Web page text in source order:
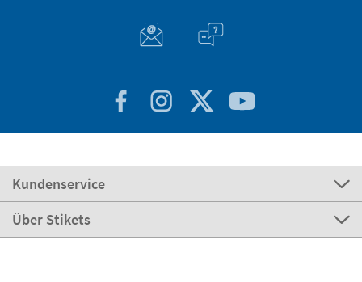
Kundenservice
Über Stikets